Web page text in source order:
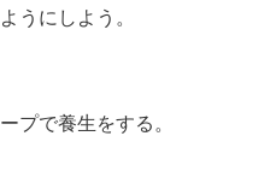
うにしよう。
プで養生をする。